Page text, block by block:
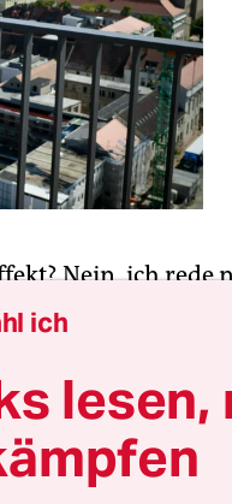
Nein, ich rede
die ihr Konzert
weil die
nachdem
heraus
ich
lesen,